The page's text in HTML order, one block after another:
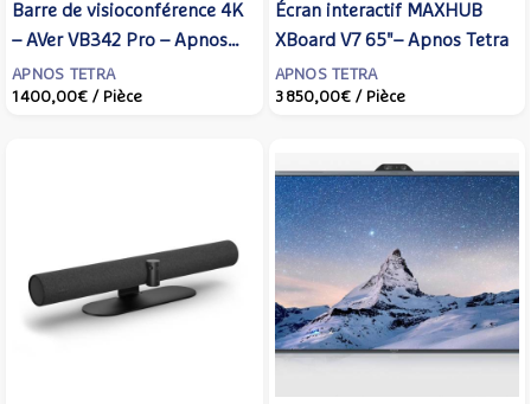
Barre de visioconférence 4K
– AVer VB342 Pro – Apnos
Tetra
APNOS TETRA
1 400,00€ / Pièce
Écran interactif MAXHUB
XBoard V7 65"– Apnos Tetra
APNOS TETRA
3 850,00€ / Pièce